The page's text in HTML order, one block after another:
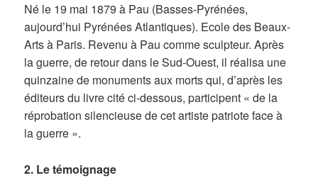
Né le 19 mai 1879 à Pau (Basses-Pyrénées,
aujourd’hui Pyrénées Atlantiques). Ecole des Beaux-
Arts à Paris. Revenu à Pau comme sculpteur. Après
la guerre, de retour dans le Sud-Ouest, il réalisa une
quinzaine de monuments aux morts qui, d’après les
éditeurs du livre cité ci-dessous, participent « de la
réprobation silencieuse de cet artiste patriote face à
la guerre ».
2. Le témoignage